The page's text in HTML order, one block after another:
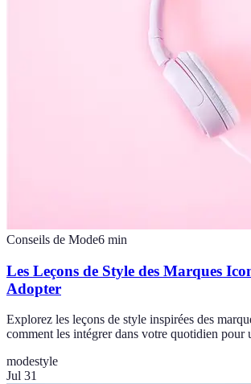
Conseils de Mode6 min
Les Leçons de Style des Marques
Adopter
Explorez les leçons de style inspirées des
comment les intégrer dans votre quotidien
modestyle
Jul 31